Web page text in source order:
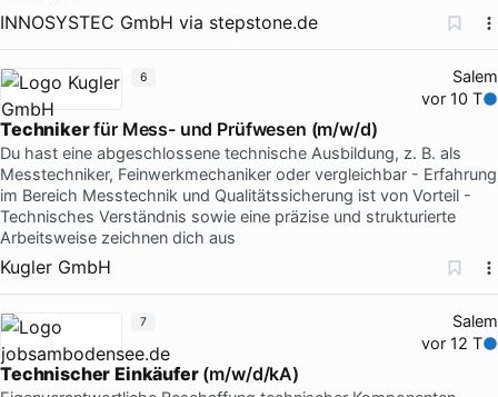
INNOSYSTEC GmbH via stepstone.de
Salem
vor 10 T
Technikerfür Mess- und Prüfwesen (m/w/d)
Du hast eine abgeschlossene technische Ausbildung, z. B. als
Messtechniker, Feinwerkmechaniker oder vergleichbar - Erfahrung
im Bereich Messtechnik und Qualitätssicherung ist von Vorteil -
Technisches Verständnis sowie eine präzise und strukturierte
Arbeitsweise zeichnen dich aus
Kugler GmbH
6
Salem
vor 12 T
Technischer Einkäufer(m/w/d/kA)
7